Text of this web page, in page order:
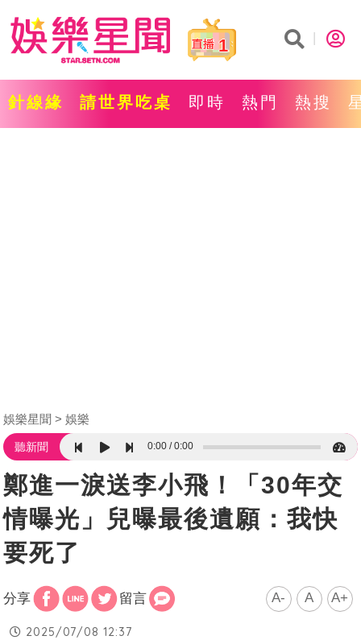
1
針線緣 請世界吃桌 即時 熱門 熱搜
娛樂星聞 娛樂
聽新聞 0:00 0:00
鄭進一淚送李小飛！「30年交
情曝光」兒曝最後遺願：我快
要死了
分享 留言 A- A A+
2025/07/08 12:37